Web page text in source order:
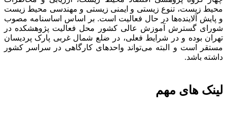
محیط زیست، تنوع زیستی و ایمنی زیستی و مهندسی محیط زیست
و پایش آلاینده‌ها در حال فعالیت است. بر اساس اساسنامه مصوب
شورای گسترش آموزش عالی کشور محل فعالیت پژوهشکده در
تهران بوده و در شرایط فعلی، در ضلع شمال غربی پارک پردیسان
مستقر است و البته می‌تواند واحدهای کارگاهی در سراسر کشور
داشته باشد.
لینک های مهم